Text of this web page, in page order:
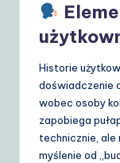
Historie
doświadczenie
wobec osoby
zapobiega
technicznie, ale
myślenie od